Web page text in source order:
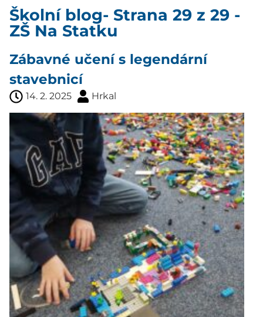
Školní blog- Strana 29 z 29 -
ZŠ Na Statku
Zábavné učení s legendární
stavebnicí
14. 2. 2025 Hrkal